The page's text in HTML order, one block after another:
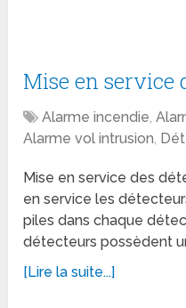
Mise en service
Alarme incendie,
Alarme vol intrusion,
Mise en service des
en service les
piles dans chaque
détecteurs possèdent
[Lire la suite...]